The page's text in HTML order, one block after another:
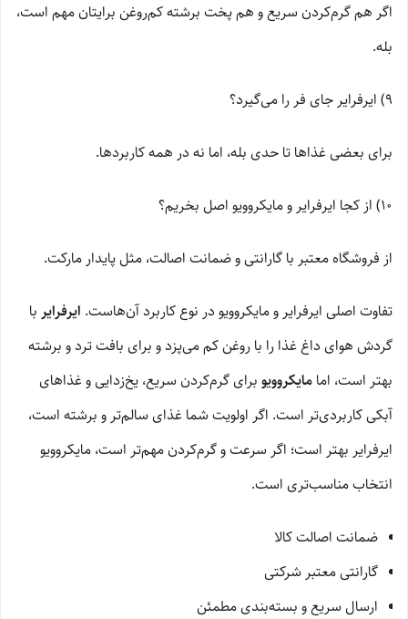
اگر هم گرم‌کردن سریع و هم پخت برشته کم‌روغن برایتان مهم است،
بله.
9) ایرفرایر جای فر را می‌گیرد؟
برای بعضی غذاها تا حدی بله، اما نه در همه کاربردها.
10) از کجا ایرفرایر و مایکروویو اصل بخریم؟
از فروشگاه معتبر با گارانتی و ضمانت اصالت، مثل پایدار مارکت.
تفاوت اصلی ایرفرایر و مایکروویو در نوع کاربرد آن‌هاست. ایرفرایر با
گردش هوای داغ غذا را با روغن کم می‌پزد و برای بافت ترد و برشته
بهتر است، اما مایکروویو برای گرم‌کردن سریع، یخ‌زدایی و غذاهای
آبکی کاربردی‌تر است. اگر اولویت شما غذای سالم‌تر و برشته است،
ایرفرایر بهتر است؛ اگر سرعت و گرم‌کردن مهم‌تر است، مایکروویو
انتخاب مناسب‌تری است.
ضمانت اصالت کالا
گارانتی معتبر شرکتی
ارسال سریع و بسته‌بندی مطمئن